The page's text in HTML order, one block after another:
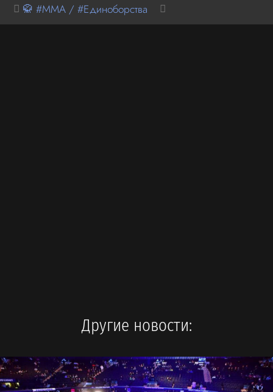
🥋 #MMA / #Единоборства
Другие новости: